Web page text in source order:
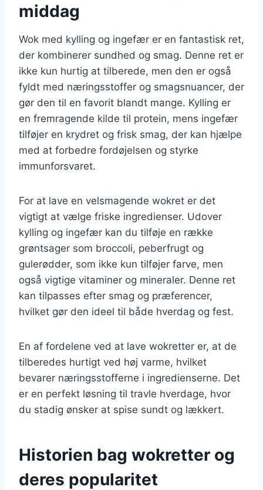
middag
Wok med kylling og ingefær er en fantastisk ret,
der kombinerer sundhed og smag. Denne ret er
ikke kun hurtig at tilberede, men den er også
fyldt med næringsstoffer og smagsnuancer, der
gør den til en favorit blandt mange. Kylling er
en fremragende kilde til protein, mens ingefær
tilføjer en krydret og frisk smag, der kan hjælpe
med at forbedre fordøjelsen og styrke
immunforsvaret.
For at lave en velsmagende wokret er det
vigtigt at vælge friske ingredienser. Udover
kylling og ingefær kan du tilføje en række
grøntsager som broccoli, peberfrugt og
gulerødder, som ikke kun tilføjer farve, men
også vigtige vitaminer og mineraler. Denne ret
kan tilpasses efter smag og præferencer,
hvilket gør den ideel til både hverdag og fest.
En af fordelene ved at lave wokretter er, at de
tilberedes hurtigt ved høj varme, hvilket
bevarer næringsstofferne i ingredienserne. Det
er en perfekt løsning til travle hverdage, hvor
du stadig ønsker at spise sundt og lækkert.
Historien bag wokretter og
deres popularitet